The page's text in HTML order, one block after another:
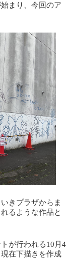
まり、今回のア
きプラザからま
るような作品と
が行われる10月4
在下描きを作成